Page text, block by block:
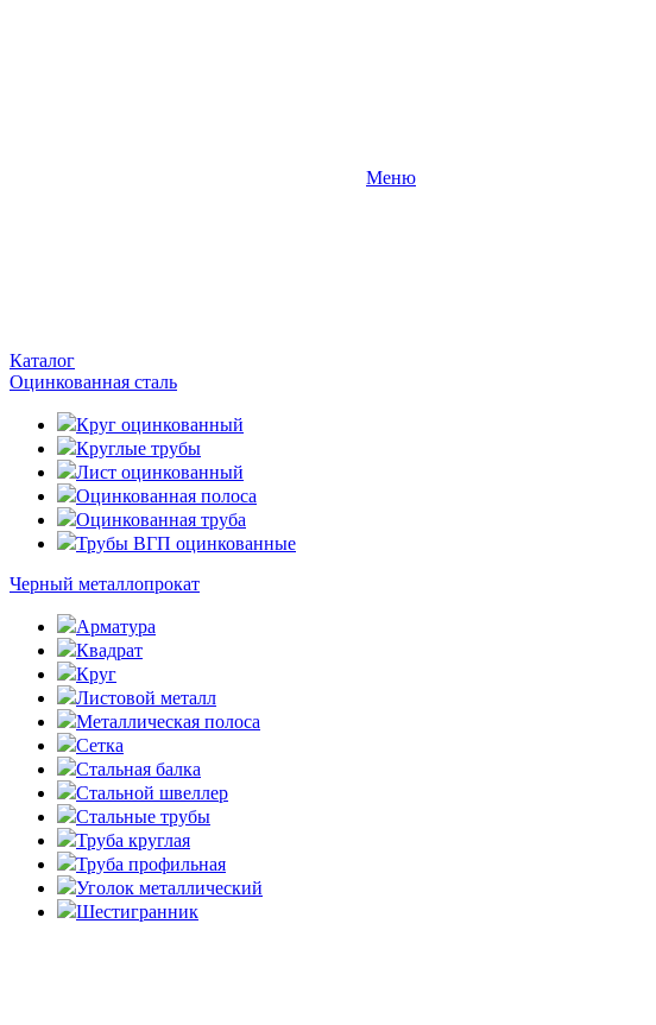
Меню
Каталог
Оцинкованная сталь
Круг оцинкованный
Круглые трубы
Лист оцинкованный
Оцинкованная полоса
Оцинкованная труба
Трубы ВГП оцинкованные
Черный металлопрокат
Арматура
Квадрат
Круг
Листовой металл
Металлическая полоса
Сетка
Стальная балка
Стальной швеллер
Стальные трубы
Труба круглая
Труба профильная
Уголок металлический
Шестигранник